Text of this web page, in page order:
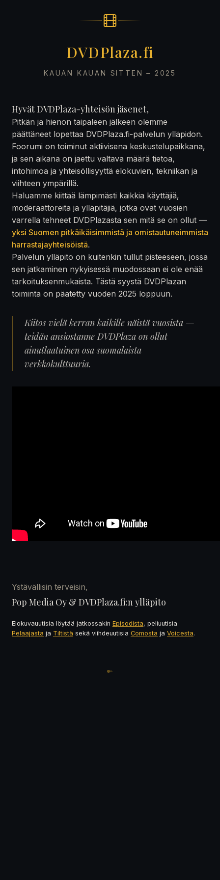
DVDPlaza.fi
KAUAN KAUAN SITTEN – 2025
Hyvät DVDPlaza-yhteisön jäsenet,
Pitkän ja hienon taipaleen jälkeen olemme
päättäneet lopettaa DVDPlaza.fi-palvelun ylläpidon.
Foorumi on toiminut aktiivisena keskustelupaikkana,
ja sen aikana on jaettu valtava määrä tietoa,
intohimoa ja yhteisöllisyyttä elokuvien, tekniikan ja
viihteen ympärillä.
Haluamme kiittää lämpimästi kaikkia käyttäjiä,
moderaattoreita ja ylläpitäjiä, jotka ovat vuosien
varrella tehneet DVDPlazasta sen mitä se on ollut —
yksi Suomen pitkäikäisimmistä ja omistautuneimmista
harrastajayhteisöistä.
Palvelun ylläpito on kuitenkin tullut pisteeseen, jossa
sen jatkaminen nykyisessä muodossaan ei ole enää
tarkoituksenmukaista. Tästä syystä DVDPlazan
toiminta on päätetty vuoden 2025 loppuun.
Kiitos vielä kerran kaikille näistä vuosista —
teidän ansiostanne DVDPlaza on ollut
ainutlaatuinen osa suomalaista
verkkokulttuuria.
Ystävällisin terveisin,
Pop Media Oy & DVDPlaza.fi:n ylläpito
Elokuvauutisia löytää jatkossakin Episodista, peliuutisia
Pelaajasta ja Tiltistä sekä viihdeuutisia Comosta ja Voicesta.